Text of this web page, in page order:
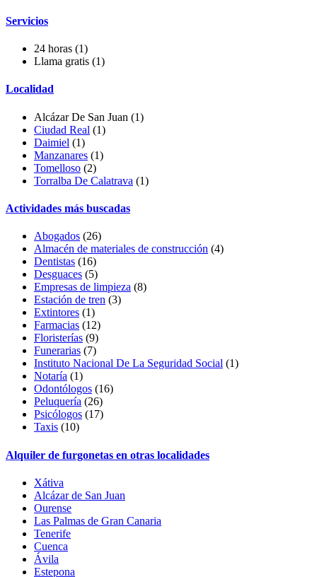
Servicios
24 horas (1)
Llama gratis (1)
Localidad
Alcázar De San Juan (1)
Ciudad Real (1)
Daimiel (1)
Manzanares (1)
Tomelloso (2)
Torralba De Calatrava (1)
Actividades más buscadas
Abogados (26)
Almacén de materiales de construcción (4)
Dentistas (16)
Desguaces (5)
Empresas de limpieza (8)
Estación de tren (3)
Extintores (1)
Farmacias (12)
Floristerías (9)
Funerarias (7)
Instituto Nacional De La Seguridad Social (1)
Notaría (1)
Odontólogos (16)
Peluquería (26)
Psicólogos (17)
Taxis (10)
Alquiler de furgonetas en otras localidades
Xátiva
Alcázar de San Juan
Ourense
Las Palmas de Gran Canaria
Tenerife
Cuenca
Ávila
Estepona